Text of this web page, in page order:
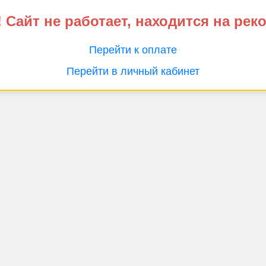
не работает, находится на
Перейти к оплате
Перейти в личный кабинет